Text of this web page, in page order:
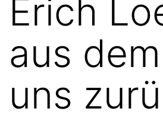
Erich
aus
uns